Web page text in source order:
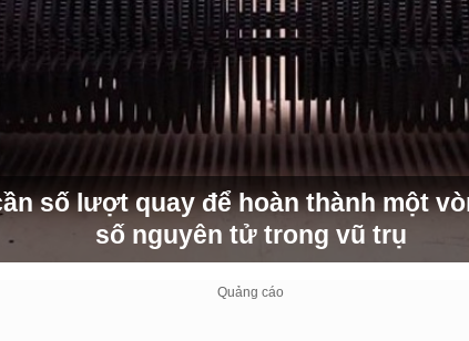
số lượt quay để hoàn thành một
số nguyên tử trong vũ trụ